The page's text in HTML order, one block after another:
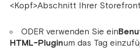
<Kopf>Abschnitt Ihrer
ODER verwenden Sie ein
HTML-Pluginum das Tag